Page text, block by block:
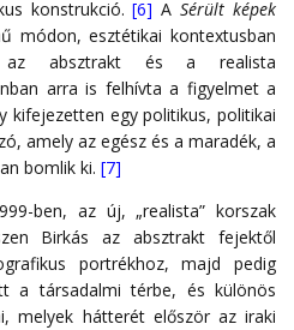
konstrukció.[6] ASérült képek
módon, esztétikai kontextusban
az absztrakt és a realista
arra is felhívta a figyelmet a
kifejezetten egy politikus, politikai
amely az egész és a maradék, a
bomlik ki. [7]
ben, az új, „realista” korszak
Birkás az absztrakt fejektől
portrékhoz, majd pedig
a társadalmi térbe, és különös
melyek hátterét először az iraki